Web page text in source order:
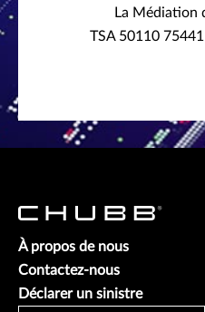
La Médiation
TSA 50110
À propos de nous
Contactez-nous
Déclarer un sinistre